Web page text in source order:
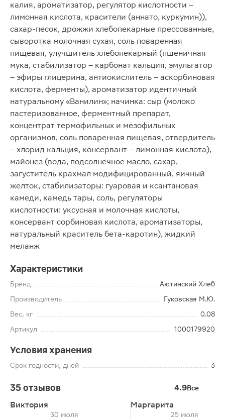
калия, ароматизатор, регулятор кислотности –
лимонная кислота, красители (аннато, куркумин)),
сахар-песок, дрожжи хлебопекарные прессованные,
сыворотка молочная сухая, соль поваренная
пищевая, улучшитель хлебопекарный (пшеничная
мука, стабилизатор – карбонат кальция, эмульгатор
– эфиры глицерина, антиокислитель – аскорбиновая
кислота, ферменты), ароматизатор идентичный
натуральному «Ванилин»; начинка: сыр (молоко
пастеризованное, ферментный препарат,
концентрат термофильных и мезофильных
организмов, соль поваренная пищевая, отвердитель
– хлорид кальция, консервант – лимонная кислота),
майонез (вода, подсолнечное масло, сахар,
загуститель крахмал модифицированный, яичный
желток, стабилизаторы: гуаровая и ксантановая
камеди, камедь тары, соль, регуляторы
кислотности: уксусная и молочная кислоты,
консервант сорбиновая кислота, ароматизаторы,
натуральный краситель бета-каротин), жидкий
меланж
Характеристики
Бренд
Аютинский Хлеб
Производитель
Гуковская М.Ю.
Вес, кг
0.08
Артикул
1000179920
Условия хранения
Срок годности, дней 3
35 отзывов 4.9Все
Виктория
30 июля
Маргарита
25 июля